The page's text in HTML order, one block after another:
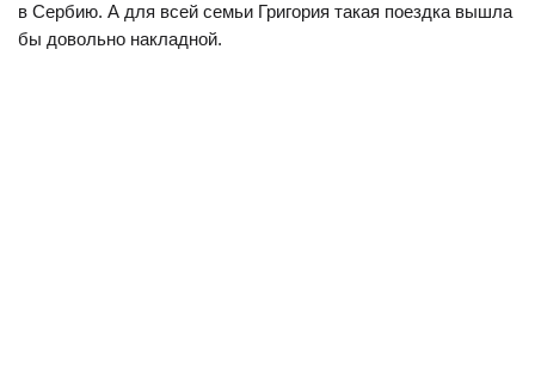
в Сербию. А для всей семьи Григория такая поездка вышла
бы довольно накладной.